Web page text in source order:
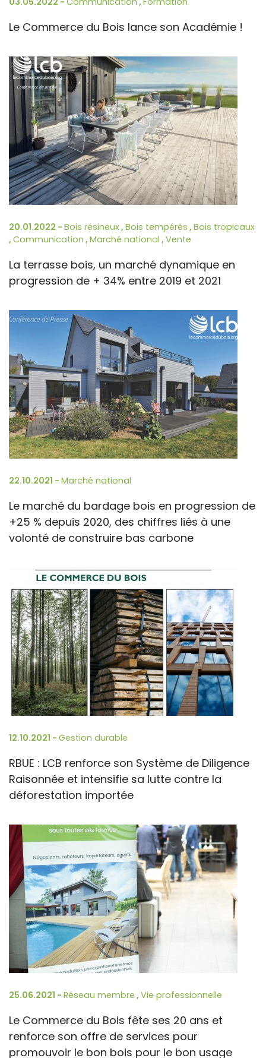
Le Commerce du Bois lance son Académie !
20.01.2022 - Bois résineux, Bois tempérés , Bois tropicaux
, Communication , Marché national , Vente
La terrasse bois, un marché dynamique en
progression de + 34% entre 2019 et 2021
22.10.2021 - Marché national
Le marché du bardage bois en progression de
+25 % depuis 2020, des chiffres liés à une
volonté de construire bas carbone
12.10.2021 - Gestion durable
RBUE : LCB renforce son Système de Diligence
Raisonnée et intensifie sa lutte contre la
déforestation importée
25.06.2021 - Réseau membre , Vie professionnelle
Le Commerce du Bois fête ses 20 ans et
renforce son offre de services pour
promouvoir le bon bois pour le bon usage